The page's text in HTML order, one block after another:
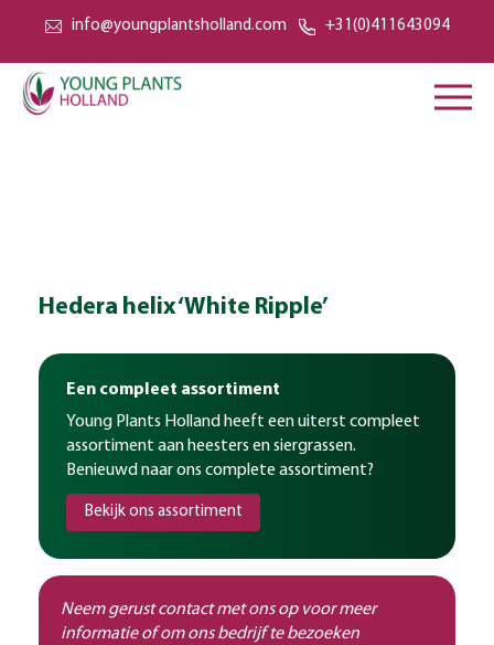
info@youngplantsholland.com +31(0)411643094
Hedera helix ‘White Ripple’
Een compleet assortiment
Young Plants Holland heeft een uiterst compleet
assortiment aan heesters en siergrassen.
Benieuwd naar ons complete assortiment?
Bekijk ons assortiment
Neem gerust contact met ons op voor meer
informatie of om ons bedrijf te bezoeken